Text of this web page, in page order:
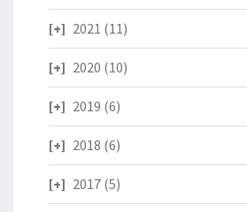
2021 (11)
2020 (10)
2019 (6)
2018 (6)
2017 (5)